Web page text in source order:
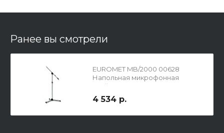
Ранее вы смотрели
EUROMET MB/2000 00628
Напольная микрофонная
стойка-"журавль"
4 534 р.